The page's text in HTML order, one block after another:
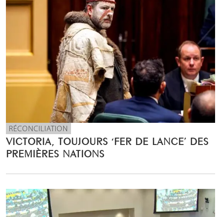
RÉCONCILIATION
VICTORIA, TOUJOURS ‘FER DE LANCE’ DES
PREMIÈRES NATIONS